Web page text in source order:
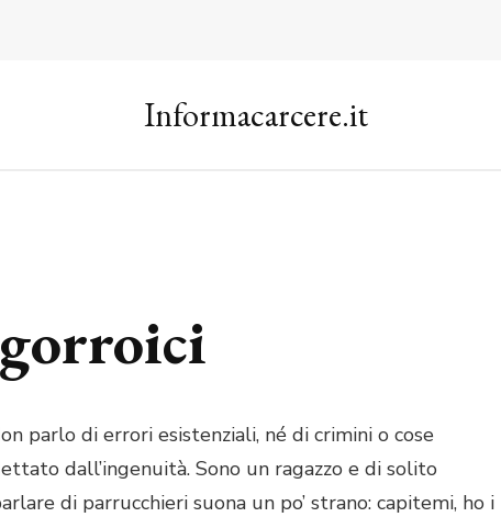
Informacarcere.it
parlo di errori esistenziali, né di crimini o cose
dall’ingenuità. Sono un ragazzo e di solito
di parrucchieri suona un po’ strano: capitemi, ho i